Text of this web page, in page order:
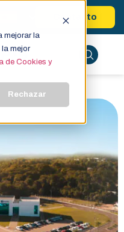
mejorar la
mejor
de Cookies y
Rechazar
Contacto